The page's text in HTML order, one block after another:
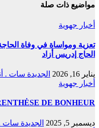
مواضيع ذات صلة
أخبار جهوية
تعزية ومواساة في وفاة
الحاج إدريس أزاد
يناير 16, 2026
الجديدة سات .
أخبار جهوية
DE BONHEUR
ديسمبر 5, 2025
الجديدة سات